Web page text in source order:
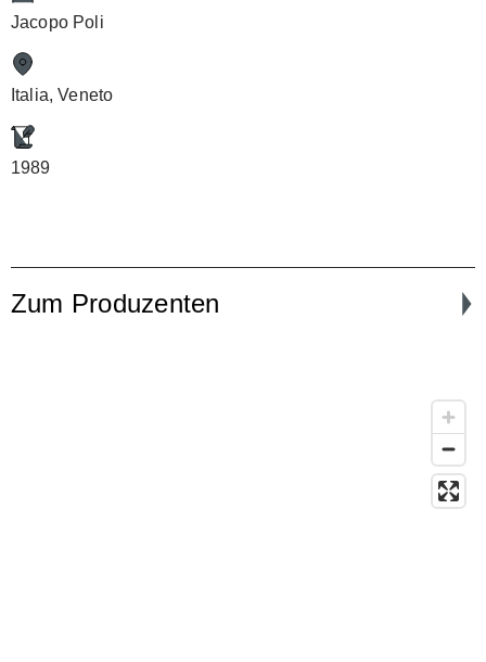
Jacopo Poli
Italia, Veneto
1989
Zum Produzenten